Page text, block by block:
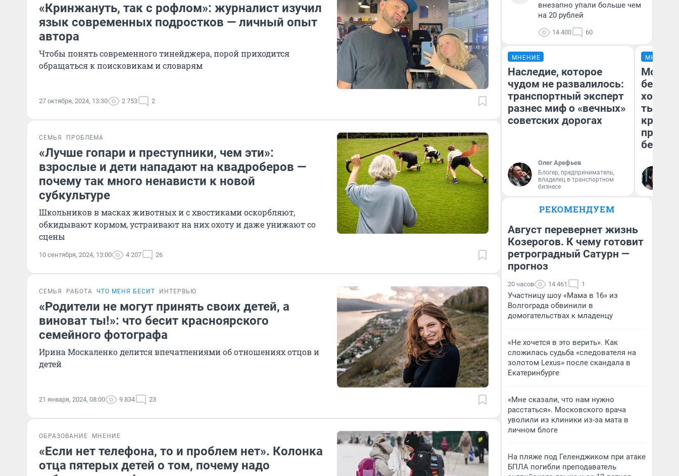
«Кринжануть, так с рофлом»: журналист изучил
язык современных подростков — личный опыт
автора
Чтобы понять современного тинейджера, порой приходится
обращаться к поисковикам и словарям
27 октября, 2024, 13:30 2 753 2
СЕМЬЯ ПРОБЛЕМА
«Лучше гопари и преступники, чем эти»:
взрослые и дети нападают на квадроберов —
почему так много ненависти к новой
субкультуре
Школьников в масках животных и с хвостиками оскорбляют,
обкидывают кормом, устраивают на них охоту и даже унижают со
сцены
10 сентября, 2024, 13:00 4 207 26
СЕМЬЯ РАБОТА ЧТО МЕНЯ БЕСИТ ИНТЕРВЬЮ
«Родители не могут принять своих детей, а
виноват ты!»: что бесит красноярского
семейного фотографа
Ирина Москаленко делится впечатлениями об отношениях отцов и
детей
21 января, 2024, 08:00 9 834 23
ОБРАЗОВАНИЕ МНЕНИЕ
«Если нет телефона, то и проблем нет». Колонка
отца пятерых детей о том, почему надо
внезапно упали больше чем
на 20 рублей
14 400 60
МНЕНИЕ
Наследие, которое
чудом не развалилось:
транспортный эксперт
разнес миф о «вечных»
советских дорогах
Олег Арефьев
Блогер, предприниматель,
владелец в транспортном
бизнесе
МНЕНИЕ
Мой
хотела
тысяч,
РЕКОМЕНДУЕМ
Август перевернет жизнь
Козерогов. К чему готовит
ретроградный Сатурн —
прогноз
20 часов 14 461 1
Участницу шоу «Мама в 16» из
Волгограда обвинили в
домогательствах к младенцу
«Не хочется в это верить». Как
сложилась судьба «следователя на
золотом Lexus» после скандала в
Екатеринбурге
«Мне сказали, что нам нужно
расстаться». Московского врача
уволили из клиники из-за мата в
личном блоге
На пляже под Геленджиком при атаке
БПЛА погибли преподаватель